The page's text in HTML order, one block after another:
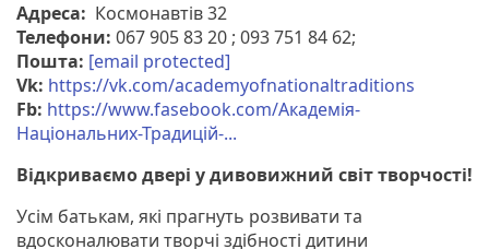
Адреса: Космонавтів 32
Телефони: 067 905 83 20 ; 093 751 84 62;
Пошта: [email protected]
Vk: https://vk.com/academyofnationaltraditions
Fb: https://www.fasebook.com/Академія-
Національних-Традицій-...
Відкриваємо двері у дивовижний світ творчості!
Усім батькам, які прагнуть розвивати та
вдосконалювати творчі здібності дитини